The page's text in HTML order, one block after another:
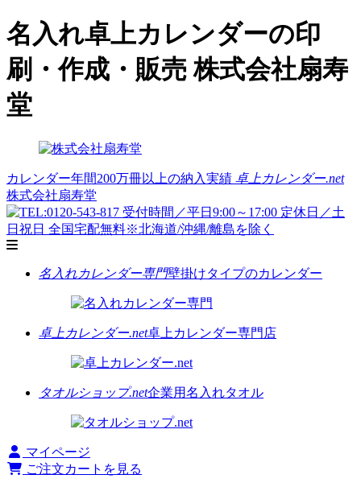
名入れ卓上カレンダーの印
刷・作成・販売 株式会社扇寿
堂
カレンダー年間200万冊以上の納入実績 卓上カレンダー.net
株式会社扇寿堂
名入れカレンダー専門壁掛けタイプのカレンダー
卓上カレンダー.net卓上カレンダー専門店
タオルショップ.net企業用名入れタオル
マイページ
ご注文カートを見る